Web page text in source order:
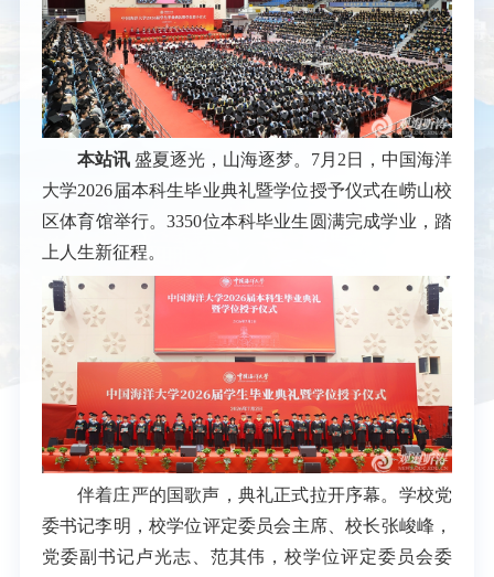
本站讯盛夏逐光，山海逐梦。7月2日，中国海洋
大学2026届本科生毕业典礼暨学位授予仪式在崂山校
区体育馆举行。3350位本科毕业生圆满完成学业，踏
上人生新征程。
伴着庄严的国歌声，典礼正式拉开序幕。学校党
委书记李明，校学位评定委员会主席、校长张峻峰，
党委副书记卢光志、范其伟，校学位评定委员会委